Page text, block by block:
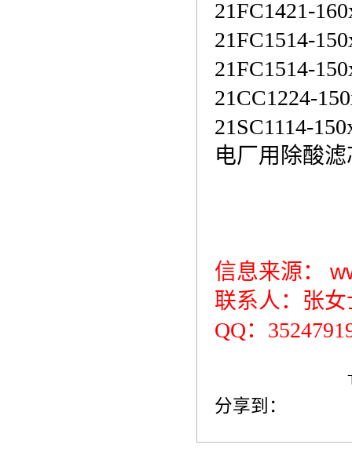
21FC1421-
21FC1514-
21FC1514-
21CC1224-
21SC1114-
电厂用除酸滤
信息来源：
联系人：张女
QQ：
分享到：